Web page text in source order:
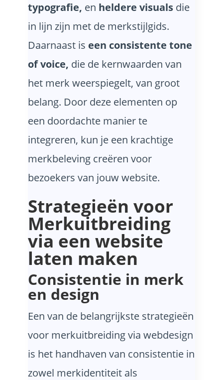
typografie, en heldere visualsdie
in lijn zijn met de merkstijlgids.
Daarnaast is een consistente tone
of voice, die de kernwaarden van
het merk weerspiegelt, van groot
belang. Door deze elementen op
een doordachte manier te
integreren, kun je een krachtige
merkbeleving creëren voor
bezoekers van jouw website.
Strategieën voor
Merkuitbreiding
via een website
laten maken
Consistentie in merk
en design
Een van de belangrijkste strategieën
voor merkuitbreiding via webdesign
is het handhaven van consistentie in
zowel merkidentiteit als